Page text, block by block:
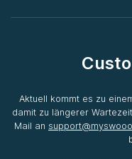
Aktuell kommt es zu
damit zu längerer
Mail an